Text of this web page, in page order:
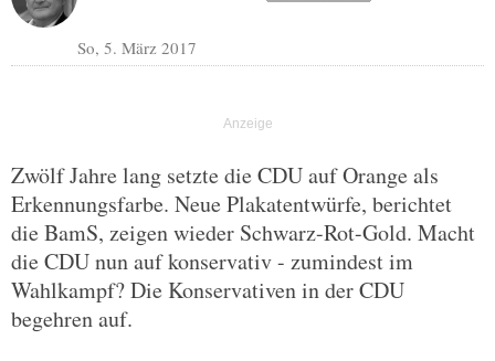
So, 5. März 2017
Zwölf Jahre lang setzte die CDU auf Orange als
Erkennungsfarbe. Neue Plakatentwürfe, berichtet
die BamS, zeigen wieder Schwarz-Rot-Gold. Macht
die CDU nun auf konservativ - zumindest im
Wahlkampf? Die Konservativen in der CDU
begehren auf.